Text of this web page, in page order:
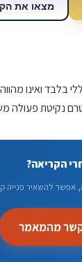
מצאו את
בלבד ואינו
נקיטת פעולה
הקריאה?
להשאיר פנייה
מהמאמר